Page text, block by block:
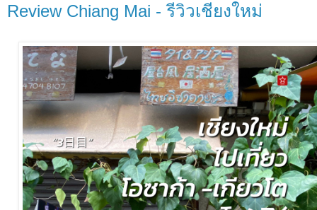
Review Chiang Mai - รีวิวเชียงใหม่